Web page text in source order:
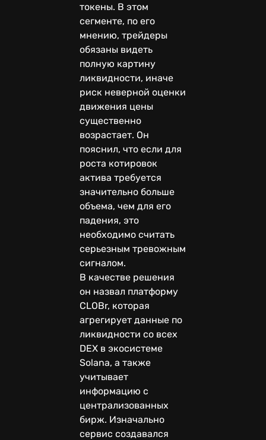
токены. В этом
сегменте, по его
мнению, трейдеры
обязаны видеть
полную картину
ликвидности, иначе
риск неверной оценки
движения цены
существенно
возрастает. Он
пояснил, что если для
роста котировок
актива требуется
значительно больше
объема, чем для его
падения, это
необходимо считать
серьезным тревожным
сигналом.
В качестве решения
он назвал платформу
CLOBr, которая
агрегирует данные по
ликвидности со всех
DEX в экосистеме
Solana, а также
учитывает
информацию с
централизованных
бирж. Изначально
сервис создавался